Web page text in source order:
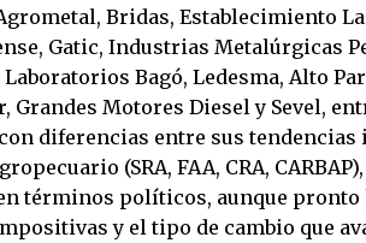
Bridas, Establecimiento
Gatic, Industrias Metalúrgicas
Bagó, Ledesma, Alto
Grandes Motores Diesel y Sevel,
diferencias entre sus
(SRA, FAA, CRA,
términos políticos, aunque
y el tipo de cambio que